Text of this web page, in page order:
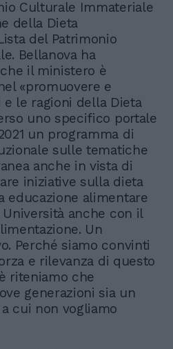
Culturale Immateriale
della Dieta
del Patrimonio
Bellanova ha
il ministero è
«promuovere e
le ragioni della Dieta
uno specifico portale
un programma di
sulle tematiche
anche in vista di
iniziative sulla dieta
educazione alimentare
anche con il
Un
Perché siamo convinti
e rilevanza di questo
riteniamo che
generazioni sia un
cui non vogliamo